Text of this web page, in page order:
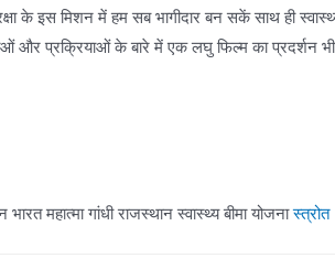
के इस मिशन में हम सब भागीदार बन सकें साथ ही
और प्रक्रियाओं के बारे में एक लघु फिल्म का प्रदर्शन भी
भारत महात्मा गांधी राजस्थान स्वास्थ्य बीमा योजनास्त्रोत